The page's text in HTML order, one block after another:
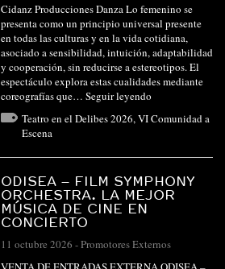
Cidanz Producciones Danza Lo femenino se
presenta como un principio universal presente
en todas las culturas y en la vida cotidiana,
asociado a sensibilidad, intuición, adaptabilidad
y cooperación, sin reducirse a estereotipos. El
espectáculo explora estas cualidades mediante
coreografías que… Seguir leyendo
Teatro en el Delibes 2026, VI Comunidad a
Escena
ODISEA – FILM SYMPHONY
ORCHESTRA. LA MEJOR
MÚSICA DE CINE EN
CONCIERTO
11 octubre 2026 -Promotores Externos